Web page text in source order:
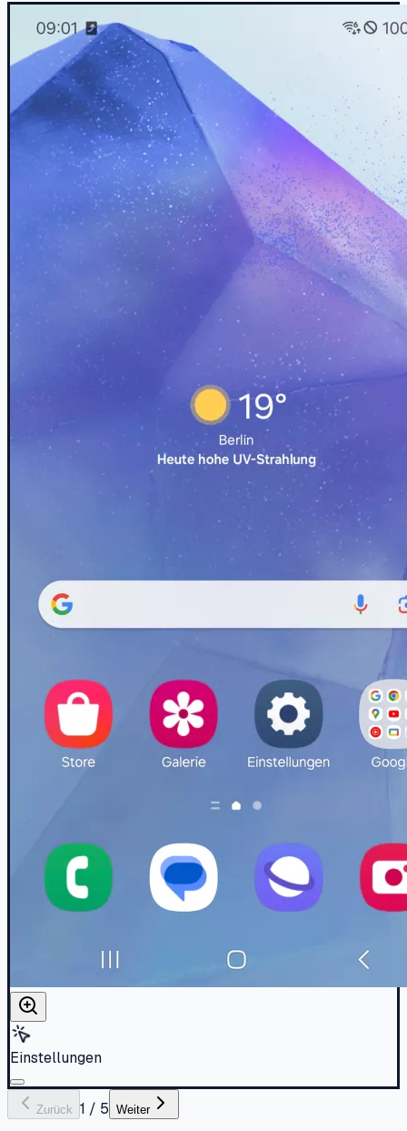
Einstellungen
Zurück 1 / 5 Weiter